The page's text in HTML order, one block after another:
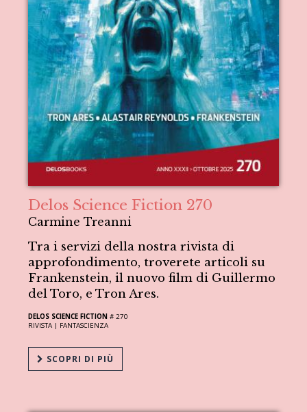
Delos Science Fiction 270
Carmine Treanni
Tra i servizi della nostra rivista di
approfondimento, troverete articoli su
Frankenstein, il nuovo film di Guillermo
del Toro, e Tron Ares.
DELOS SCIENCE FICTION # 270
RIVISTA | FANTASCIENZA
SCOPRI DI PIÙ